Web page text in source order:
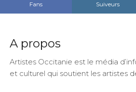
Fans
Suiveurs
A propos
Artistes Occitanie est le média
et culturel qui soutient les artistes